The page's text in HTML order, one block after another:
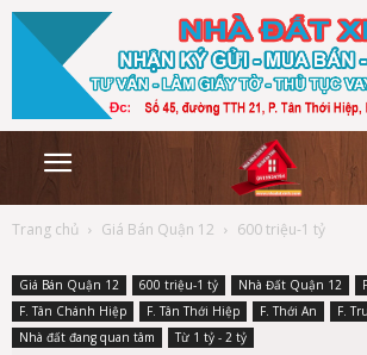
Trang chủ Giá Bán Quận 12 600 triệu-1 tỷ
Giá Bán Quận 12 600 triệu-1 tỷ Nhà Đất Quận 12
F. Tân Chánh Hiệp
F. Tân Thới Hiệp F. Thới An
F.
Nhà đất đang quan tâm
Từ 1 tỷ - 2 tỷ